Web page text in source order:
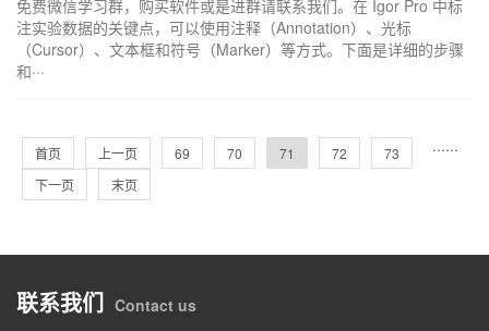
免费微信学习群，购买软件或是进群请联系我们。在 Igor Pro 中标
注实验数据的关键点，可以使用注释（Annotation）、光标
（Cursor）、文本框和符号（Marker）等方式。下面是详细的步骤
和···
首页 上一页 ···
69 70 71 72 73 ···
下一页 末页
联系我们 Contact us